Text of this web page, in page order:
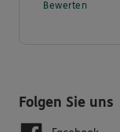
Bewerten
Folgen Sie uns